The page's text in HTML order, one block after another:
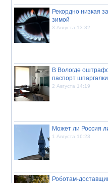
Рекордно низкая
зимой
3 Августа 13:32
В Вологде
паспорт
2 Августа 14:19
Может ли Россия
1 Августа 16:23
Роботам-